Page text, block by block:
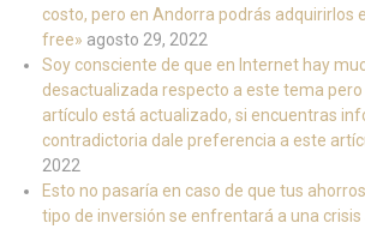
costo, pero en Andorra podrás adquirirlos
free» agosto 29, 2022
Soy consciente de que en Internet hay
desactualizada respecto a este tema
artículo está actualizado, si encuentras
contradictoria dale preferencia a este
2022
Esto no pasaría en caso de que tus
tipo de inversión se enfrentará a una crisis